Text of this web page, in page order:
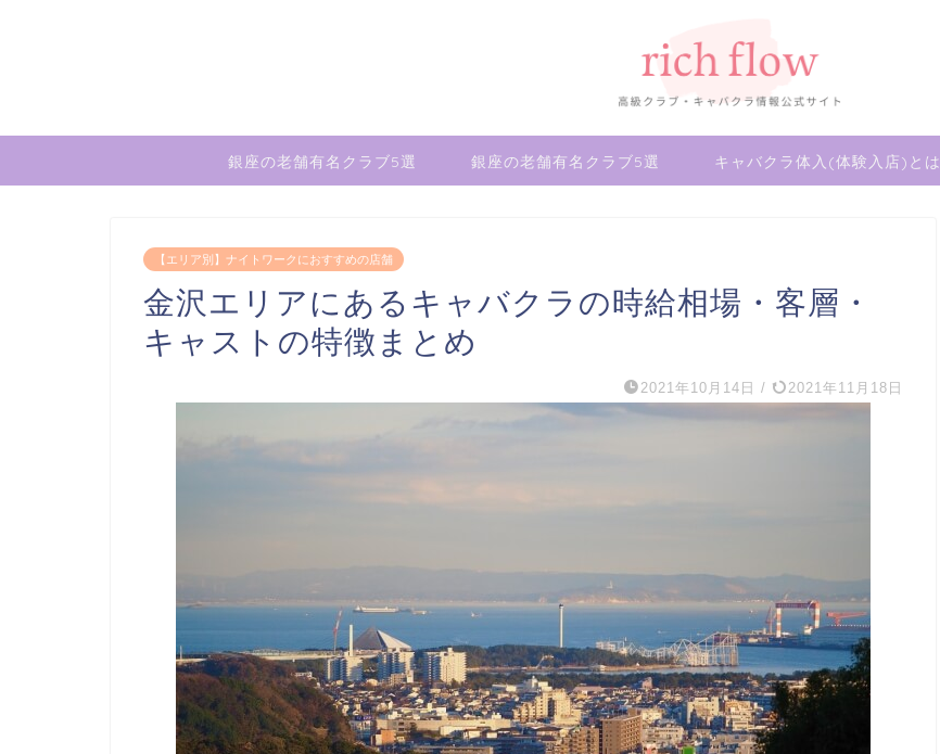
銀座の老舗有名クラブ5選 銀座の老舗有名クラブ5選 キャバクラ体入(体験入店)とは
【エリア別】ナイトワークにおすすめの店舗
金沢エリアにあるキャバクラの時給相場・客層・
キャストの特徴まとめ
2021年10月14日 / 2021年11月18日